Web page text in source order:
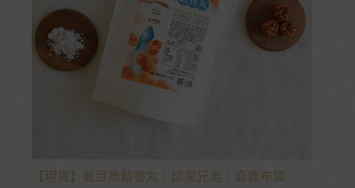
【現貨】虱目魚鬆香丸｜邱家兄弟｜嘉義布袋